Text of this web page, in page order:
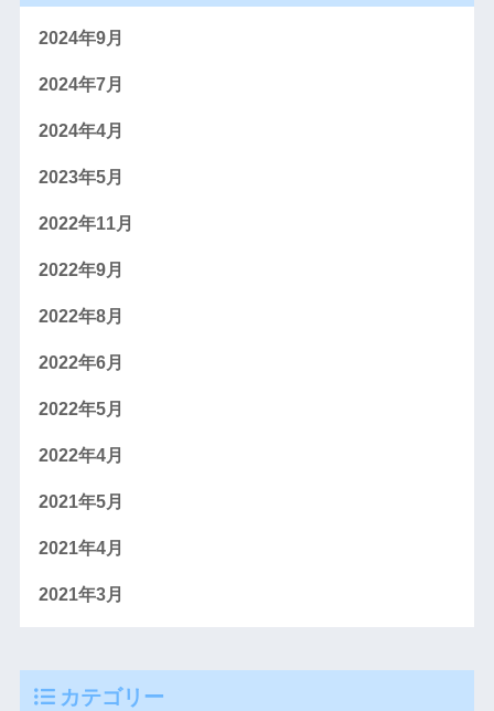
2024年9月
2024年7月
2024年4月
2023年5月
2022年11月
2022年9月
2022年8月
2022年6月
2022年5月
2022年4月
2021年5月
2021年4月
2021年3月
カテゴリー